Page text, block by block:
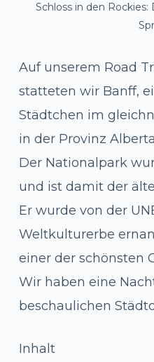
Schloss in den
Auf unserem Road
statteten wir Banff,
Städtchen im
in der Provinz
Der Nationalpark
und ist damit der
Er wurde von der
Weltkulturerbe
einer der schönsten
Wir haben eine
beschaulichen
Inhalt